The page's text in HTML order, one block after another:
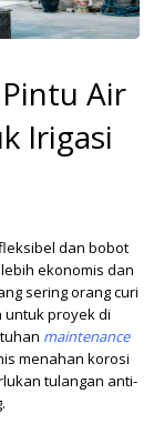
Air
Irigasi
dan bobot
ekonomis dan
sering orang curi
untuk proyek di
maintenance
menahan korosi
tulangan anti-